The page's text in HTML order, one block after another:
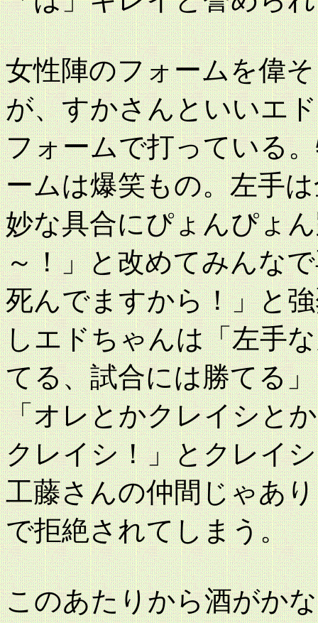
女性陣のフォームを偉
が、すかさんといいエ
フォームで打っている
ームは爆笑もの。左手
妙な具合にぴょんぴょ
～！」と改めてみんな
死んでますから！」と
しエドちゃんは「左手
てる、試合には勝てる
「オレとかクレイシと
クレイシ！」とクレイ
工藤さんの仲間じゃあ
で拒絶されてしまう。
このあたりから酒がか